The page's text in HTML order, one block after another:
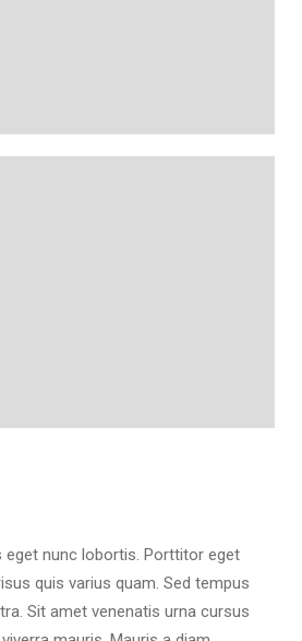
eget nunc lobortis. Porttitor eget
quis varius quam. Sed tempus
Sit amet venenatis urna cursus